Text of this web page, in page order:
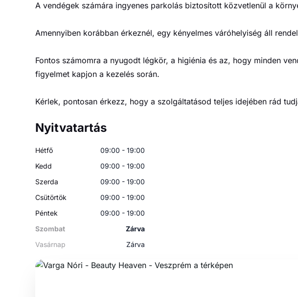
A vendégek számára ingyenes parkolás biztosított közvetlenül a
Amennyiben korábban érkeznél, egy kényelmes váróhelyiség áll
Fontos számomra a nyugodt légkör, a higiénia és az, hogy minden
figyelmet kapjon a kezelés során.
Kérlek, pontosan érkezz, hogy a szolgáltatásod teljes idejében rád
Nyitvatartás
Hétfő
09:00 - 19:00
Kedd
09:00 - 19:00
Szerda
09:00 - 19:00
Csütörtök
09:00 - 19:00
Péntek
09:00 - 19:00
Szombat
Zárva
Vasárnap
Zárva